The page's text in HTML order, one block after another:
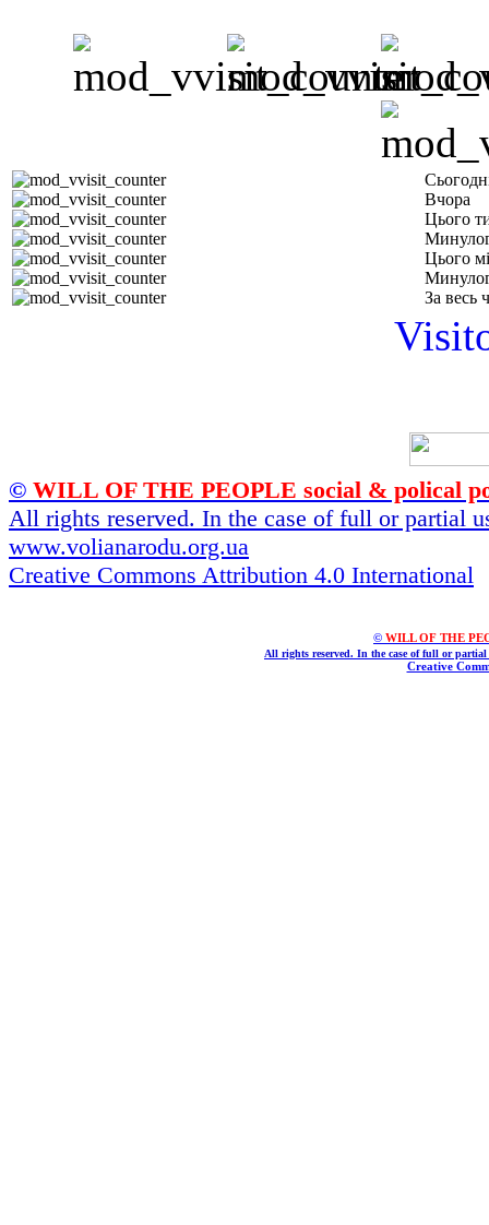
Вчора
Цього
Цього
За весь
© WILL OF THE PEOPLE social & polical
All rights reserved. In the case of full or partial
www.volianarodu.org.ua
Creative Commons Attribution 4.0 International
© WILL OF THE
All rights reserved. In the case of full or
Creative